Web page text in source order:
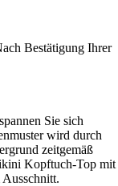
Bestätigung Ihrer
Sie sich
wird durch
zeitgemäß
Kopftuch-Top mit